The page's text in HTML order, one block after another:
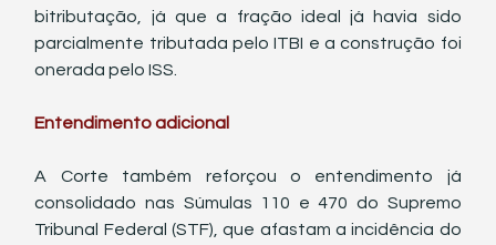
bitributação, já que a fração ideal já havia sido
parcialmente tributada pelo ITBI e a construção foi
onerada pelo ISS.
Entendimento adicional
A Corte também reforçou o entendimento já
consolidado nas Súmulas 110 e 470 do Supremo
Tribunal Federal (STF), que afastam a incidência do